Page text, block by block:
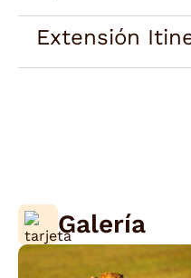
Extensión
Galería